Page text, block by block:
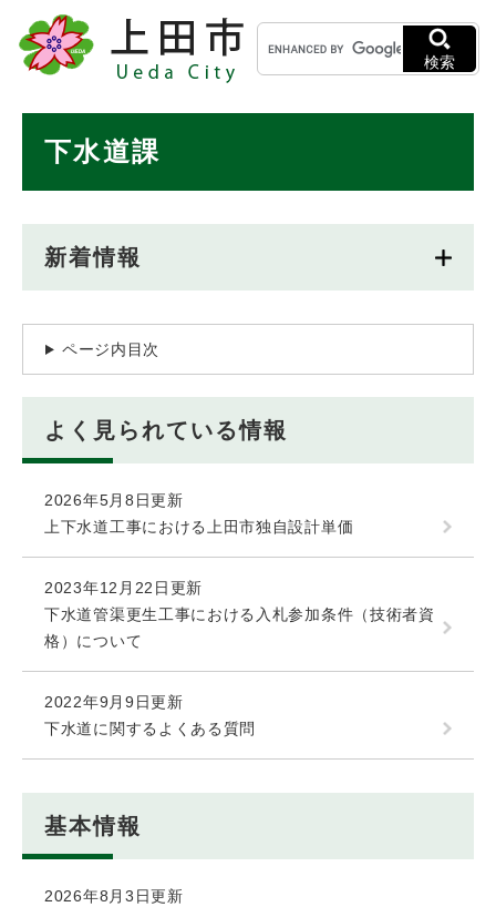
メニューを飛ばして本文へ
キ
ー
ワ
検索
下水道課
新着情報
ページ内目次
よく見られている情報
2026年5月8日更新
上下水道工事における上田市独自設計単価
2023年12月22日更新
下水道管渠更生工事における入札参加条件（技術者資
格）について
2022年9月9日更新
下水道に関するよくある質問
基本情報
2026年8月3日更新